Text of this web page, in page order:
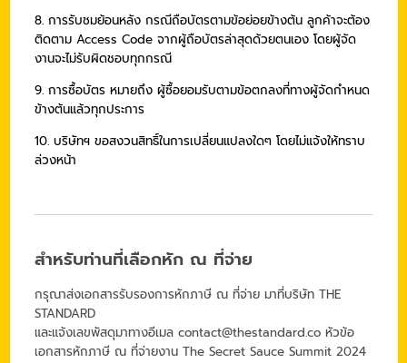
8. การรับชมย้อนหลัง กรณีถือบัตรตามข้อย่อยข้างต้น ลูกค้าจะต้อง
ติดตาม Access Code จากผู้ถือบัตรล่าสุดด้วยตนเอง โดยผู้จัด
งานจะไม่รับผิดชอบทุกกรณี
9. การซื้อบัตร หมายถึง ผู้ซื้อยอมรับตามข้อตกลงที่ทางผู้จัดกำหนด
ข้างต้นแล้วทุกประการ
10. บริษัทฯ ขอสงวนสิทธิ์ในการเปลี่ยนแปลงใดๆ โดยไม่แจ้งให้ทราบ
ล่วงหน้า
สำหรับท่านที่เลือกหัก ณ ที่จ่าย
กรุณาส่งเอกสารรับรองการหักภาษี ณ ที่จ่าย มาที่บริษัท THE
STANDARD
และแจ้งเลขพัสดุมาทางอีเมลcontact@thestandard.co หัวข้อ
เอกสารหักภาษี ณ ที่จ่ายงาน The Secret Sauce Summit 2024